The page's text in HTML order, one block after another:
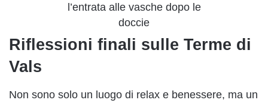
l’entrata alle vasche dopo le
doccie
Riflessioni finali sulle Terme di
Vals
Non sono solo un luogo di relax e benessere, ma un